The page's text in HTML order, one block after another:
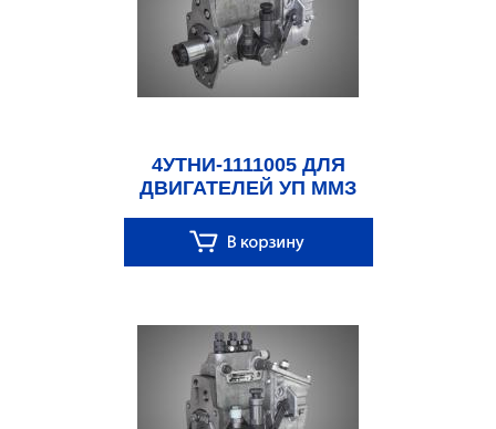
4УТНИ-1111005 ДЛЯ
ДВИГАТЕЛЕЙ УП ММЗ